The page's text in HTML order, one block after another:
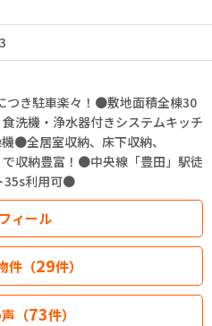
つき駐車楽々！●敷地面積全棟30
洗機・浄水器付きシステムキッチ
●全居室収納、床下収納、
収納豊富！●中央線「豊田」駅徒
35s利用可●
ィール
件（29件）
（73件）